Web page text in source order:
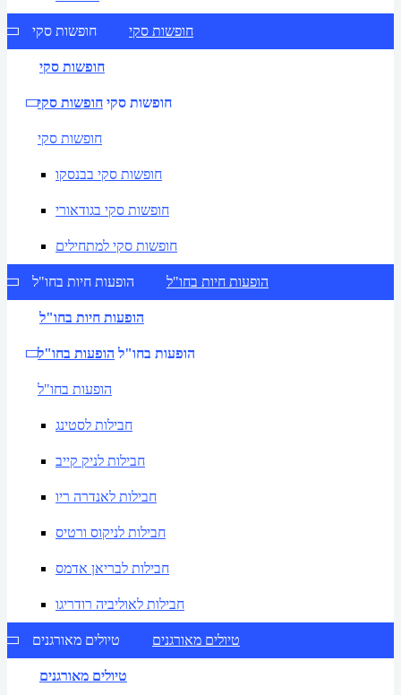
חופשות סקי חופשות סקי
חופשות סקי
חופשות סקי חופשות סקי
חופשות סקי
חופשות סקי בבנסקו
חופשות סקי בגודאורי
חופשות סקי למתחילים
הופעות חיות בחו"ל הופעות חיות בחו"ל
הופעות חיות בחו"ל
הופעות בחו"ל הופעות בחו"ל
הופעות בחו"ל
חבילות לסטינג
חבילות לניק קייב
חבילות לאנדרה ריו
חבילות לניקוס ורטיס
חבילות לבריאן אדמס
חבילות לאוליביה רודריגו
טיולים מאורגנים טיולים מאורגנים
טיולים מאורגנים